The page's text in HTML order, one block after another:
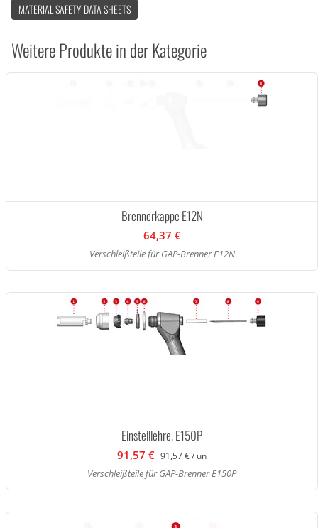
MATERIAL SAFETY DATA SHEETS
Weitere Produkte in der Kategorie
Brennerkappe E12N
64,37 €
Verschleißteile für GAP-Brenner E12N
Einstelllehre, E150P
91,57 € 91,57 € / un
Verschleißteile für GAP-Brenner E150P